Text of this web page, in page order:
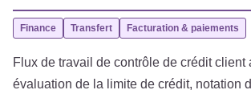
Finance Transfert Facturation & paiements
Flux de travail de contrôle de crédit client
évaluation de la limite de crédit, notation